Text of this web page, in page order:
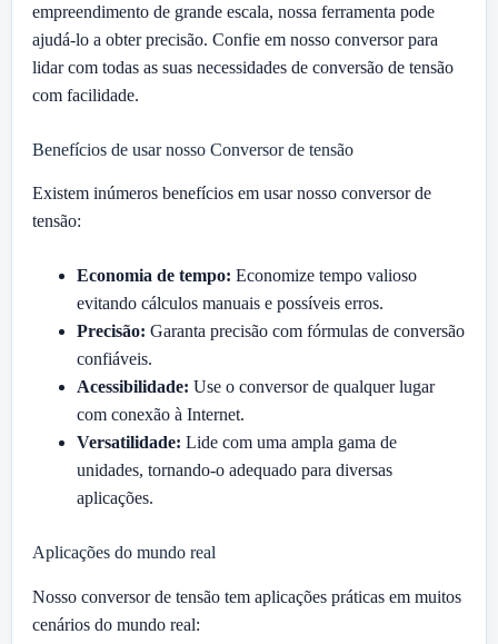
empreendimento de grande escala, nossa ferramenta pode
ajudá-lo a obter precisão. Confie em nosso conversor para
lidar com todas as suas necessidades de conversão de tensão
com facilidade.
Benefícios de usar nosso Conversor de tensão
Existem inúmeros benefícios em usar nosso conversor de
tensão:
Economia de tempo: Economize tempo valioso
evitando cálculos manuais e possíveis erros.
Precisão: Garanta precisão com fórmulas de conversão
confiáveis.
Acessibilidade: Use o conversor de qualquer lugar
com conexão à Internet.
Versatilidade: Lide com uma ampla gama de
unidades, tornando-o adequado para diversas
aplicações.
Aplicações do mundo real
Nosso conversor de tensão tem aplicações práticas em muitos
cenários do mundo real: